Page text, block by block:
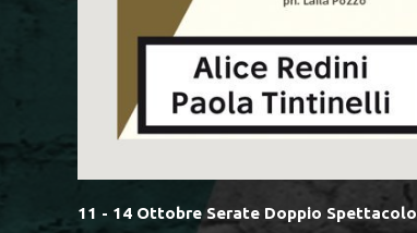
11 - 14 Ottobre Serate Doppio Spettacolo